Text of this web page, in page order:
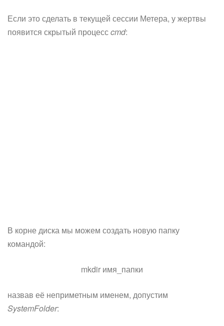
Если это сделать в текущей сессии Метера, у жертвы
появится скрытый процессcmd:
В корне диска мы можем создать новую папку
командой:
mkdir имя_папки
назвав её неприметным именем, допустим
SystemFolder: